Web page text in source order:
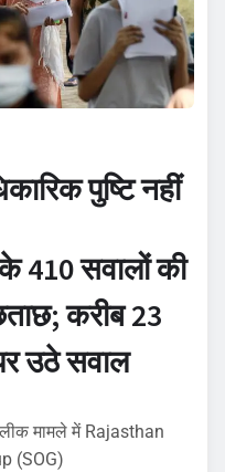
पुष्टि नहीं
410 सवालों की
करीब 23
उठे सवाल
मामले में Rajasthan
(SOG)